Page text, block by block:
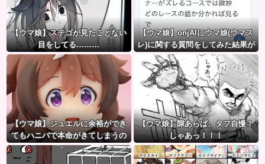
【ウマ娘】ステゴが見たことない
目をしてる………
【ウマ娘】onjAIにウマ娘(ウマス
レ)に関する質問をしてみた結果が
草ｗｗｗ
【ウマ娘】ジュエルに余裕ができ
てもハニバで本命がきてしまうの
だ。
【ウマ娘】隙あらば、タフ自慢！
しゃあっ！！！